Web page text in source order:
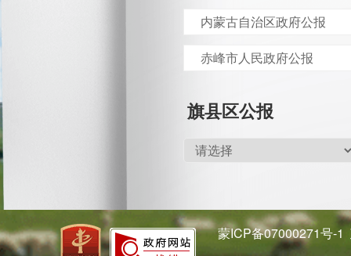
内蒙古自治区政府公报
赤峰市人民政府公报
旗县区公报
蒙ICP备07000271号-1